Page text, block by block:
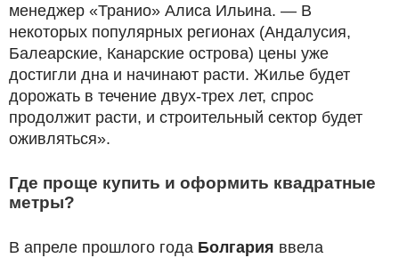
менеджер «Транио» Алиса Ильина. — В
некоторых популярных регионах (Андалусия,
Балеарские, Канарские острова) цены уже
достигли дна и начинают расти. Жилье будет
дорожать в течение двух-трех лет, спрос
продолжит расти, и строительный сектор будет
оживляться».
Где проще купить и оформить квадратные
метры?
В апреле прошлого года Болгария ввела